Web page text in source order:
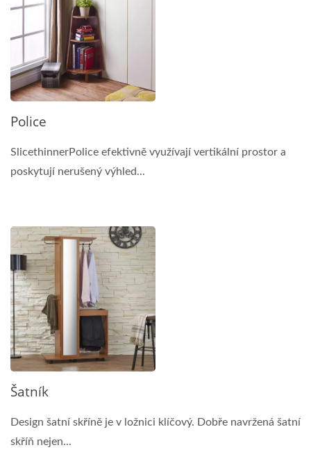
Police
SlicethinnerPolice efektivně využívají vertikální prostor a
poskytují nerušený výhled...
Šatník
Design šatní skříně je v ložnici klíčový. Dobře navržená šatní
skříň nejen...